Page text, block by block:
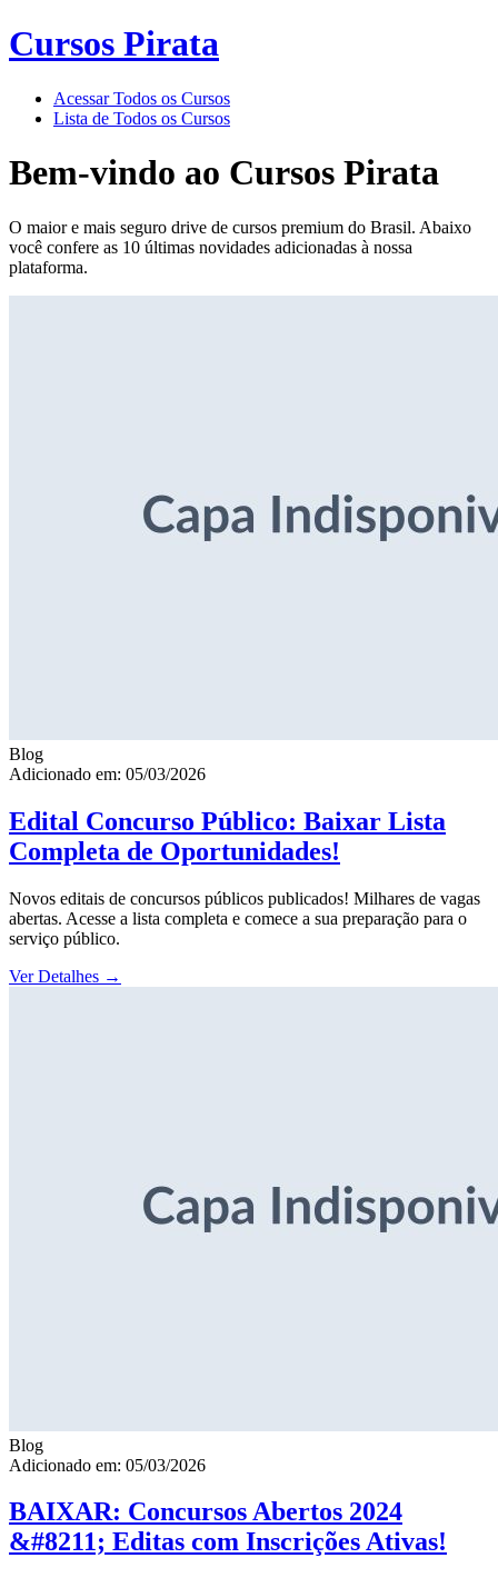
Cursos Pirata
Acessar Todos os Cursos
Lista de Todos os Cursos
Bem-vindo ao Cursos Pirata
O maior e mais seguro drive de cursos premium do Brasil. Abaixo
você confere as 10 últimas novidades adicionadas à nossa
plataforma.
Blog
Adicionado em: 05/03/2026
Edital Concurso Público: Baixar Lista
Completa de Oportunidades!
Novos editais de concursos públicos publicados! Milhares de vagas
abertas. Acesse a lista completa e comece a sua preparação para o
serviço público.
Ver Detalhes →
Blog
Adicionado em: 05/03/2026
BAIXAR: Concursos Abertos 2024
&#8211; Editas com Inscrições Ativas!